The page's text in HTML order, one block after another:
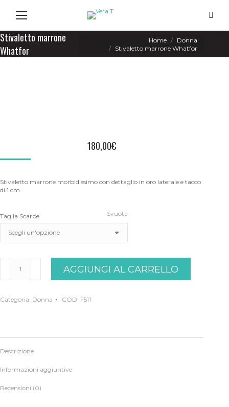
Search:
Stivaletto marrone
Whatfor
Home
Donna
Stivaletto marrone Whatfor
180,00€
Stivaletto marrone morbidissimo con dettaglio in oro laterale e tacco
di 1 cm.
Taglia Scarpe Svuota
marrone
AGGIUNGI AL CARRELLO
Categoria: Donna COD: F511
Descrizione
Informazioni aggiuntive
Recensioni (0)